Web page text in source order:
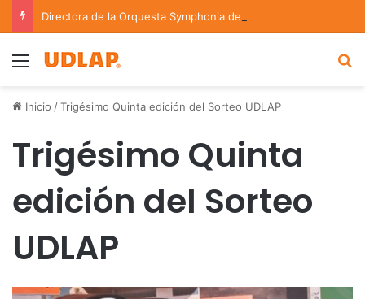
Menu
Inicio /Trigésimo Quinta edición del Sorteo UDLAP
Trigésimo Quinta
edición del Sorteo
UDLAP